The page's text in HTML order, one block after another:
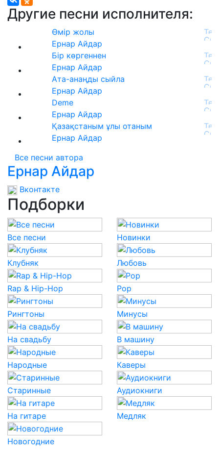
Другие песни исполнителя:
Өмір жолы
Ернар Айдар
Бір көргеннен
Ернар Айдар
Ата-анаңды сыйла
Ернар Айдар
Deme
Ернар Айдар
Қазақстаным ұлы отаным
Ернар Айдар
Все песни автора
Ернар Айдар
Вконтакте
Подборки
Все песни Новинки
Клубняк Любовь
Rap & Hip-Hop Pop
Рингтоны Минусы
На свадьбу В машину
Народные Каверы
Старинные Аудиокниги
На гитаре Медляк
Новогодние